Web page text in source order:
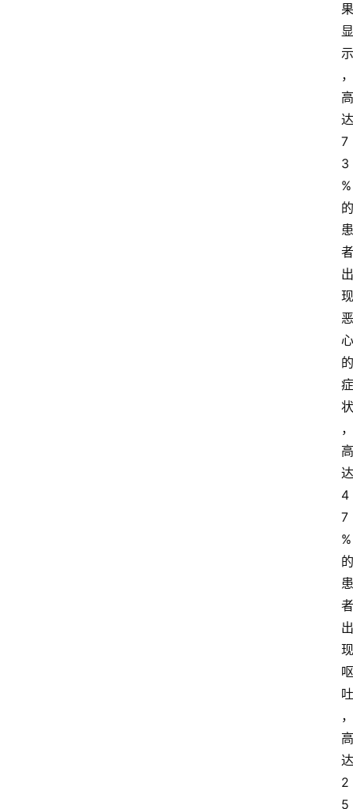
果
显
示
，
高
达
7
3
%
的
患
者
出
现
恶
心
的
症
状
，
高
达
4
7
%
的
患
者
出
现
呕
吐
，
高
达
2
5